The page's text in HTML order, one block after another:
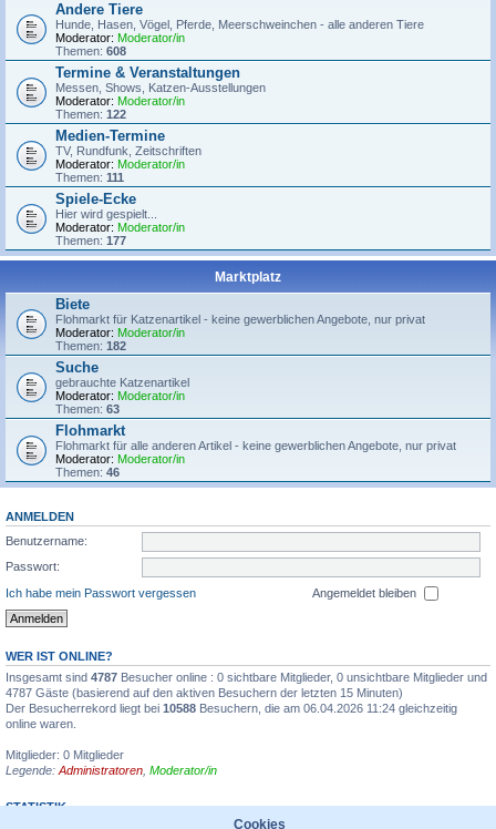
Andere Tiere
Hunde, Hasen, Vögel, Pferde, Meerschweinchen - alle anderen Tiere
Moderator: Moderator/in
Themen: 608
Termine & Veranstaltungen
Messen, Shows, Katzen-Ausstellungen
Moderator: Moderator/in
Themen: 122
Medien-Termine
TV, Rundfunk, Zeitschriften
Moderator: Moderator/in
Themen: 111
Spiele-Ecke
Hier wird gespielt...
Moderator: Moderator/in
Themen: 177
Marktplatz
Biete
Flohmarkt für Katzenartikel - keine gewerblichen Angebote, nur privat
Moderator: Moderator/in
Themen: 182
Suche
gebrauchte Katzenartikel
Moderator: Moderator/in
Themen: 63
Flohmarkt
Flohmarkt für alle anderen Artikel - keine gewerblichen Angebote, nur privat
Moderator: Moderator/in
Themen: 46
ANMELDEN
Benutzername:
Passwort:
Ich habe mein Passwort vergessen
Angemeldet bleiben
WER IST ONLINE?
Insgesamt sind 4787 Besucher online : 0 sichtbare Mitglieder, 0 unsichtbare Mitglieder und
4787 Gäste (basierend auf den aktiven Besuchern der letzten 15 Minuten)
Der Besucherrekord liegt bei 10588 Besuchern, die am 06.04.2026 11:24 gleichzeitig
online waren.
Mitglieder: 0 Mitglieder
Legende: Administratoren Moderator/in
STATISTIK
Cookies